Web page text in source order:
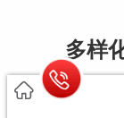
多样
适配宠